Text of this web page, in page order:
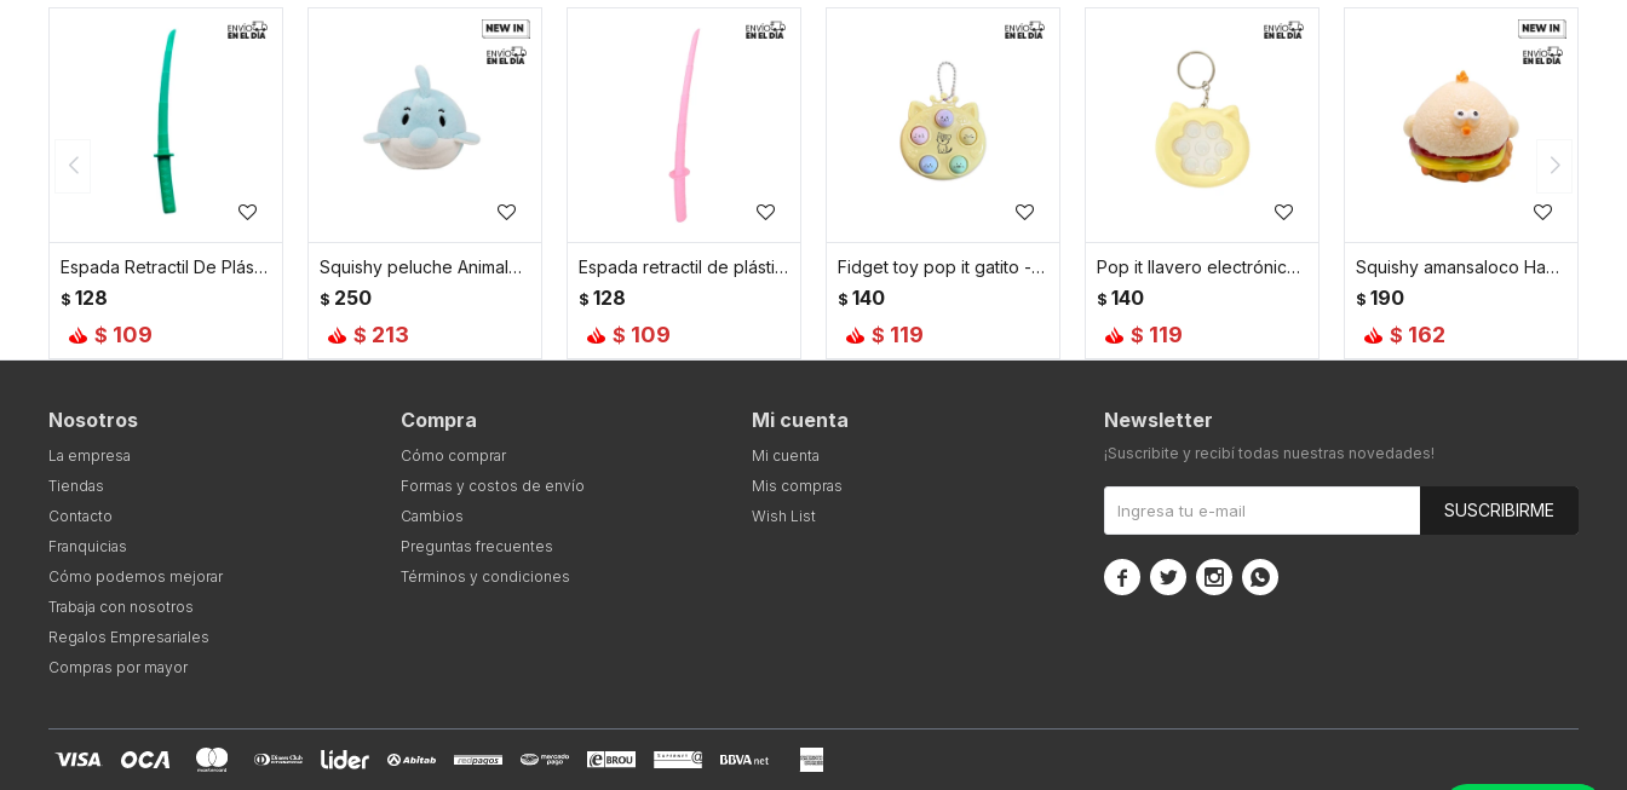
Espada Retractil De Plástico - Celeste
$ 128
$ 109
Squishy peluche Animales Marinos - Celeste
$ 250
$ 213
Espada retractil de plástico de 75 cm de largo - Rosada
$ 128
$ 109
Fidget toy pop it gatito - Amarillo
$ 140
$ 119
Pop it llavero electrónico de gatito - Amarillo
$ 140
$ 119
Squishy amansaloco Hamburguesa
$ 190
$ 162
Nosotros
La empresa
Tiendas
Contacto
Franquicias
Cómo podemos mejorar
Trabaja con nosotros
Regalos Empresariales
Compras por mayor
Compra
Cómo comprar
Formas y costos de envío
Cambios
Preguntas frecuentes
Términos y condiciones
Mi cuenta
Mi cuenta
Mis compras
Wish List
Newsletter
¡Suscribite y recibí todas nuestras novedades!
SUSCRIBIRME
   